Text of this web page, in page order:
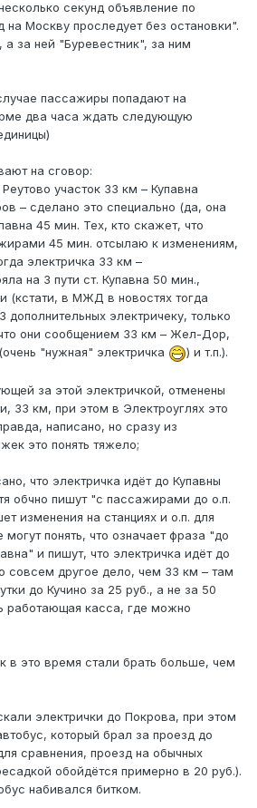
секунд объявление по
на Москву проследует без остановки".
а за ней "Буревестник", за ним
пассажиры попадают на
два часа ждать следующую
на сговор:
участок 33 км – Купавна
– сделано это специально (да, она
45 мин. Тех, кто скажет, что
45 мин. отсылаю к изменениям,
электричка 33 км –
на 3 пути ст. Купавна 50 мин.,
(кстати, в МЖД в новостях тогда
дополнительных электричеку, только
они сообщением 33 км – Жел-Дор,
"нужная" электричка
) и т.п.).
за этой электричкой, отменены
33 км, при этом в Электроуглях это
написано, но сразу из
это понять тяжело;
что электричка идёт до Купавны
обчно пишут "с пассажирами до о.п.
изменения на станциях и о.п. для
понять, что означает фраза "до
и пишут, что электричка идёт до
совсем другое дело, чем 33 км – там
до Кучино за 25 руб., а не за 50
работающая касса, где можно
в это время стали брать больше, чем
электрички до Покрова, при этом
который брал за проезд до
сравнения, проезд на обычных
обойдётся примерно в 20 руб.).
набивался битком.